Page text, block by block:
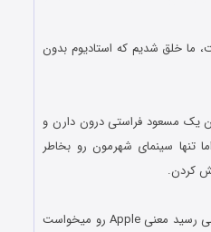
ما خلق شدیم که استادیوم بدون
یک مسعود فراستی درون دارن و
تنها سینمای شهرمون رو بخاطر
کردن.
4. استاد زبان عمومی به دخترا می رسید معنی Apple رو میخواست